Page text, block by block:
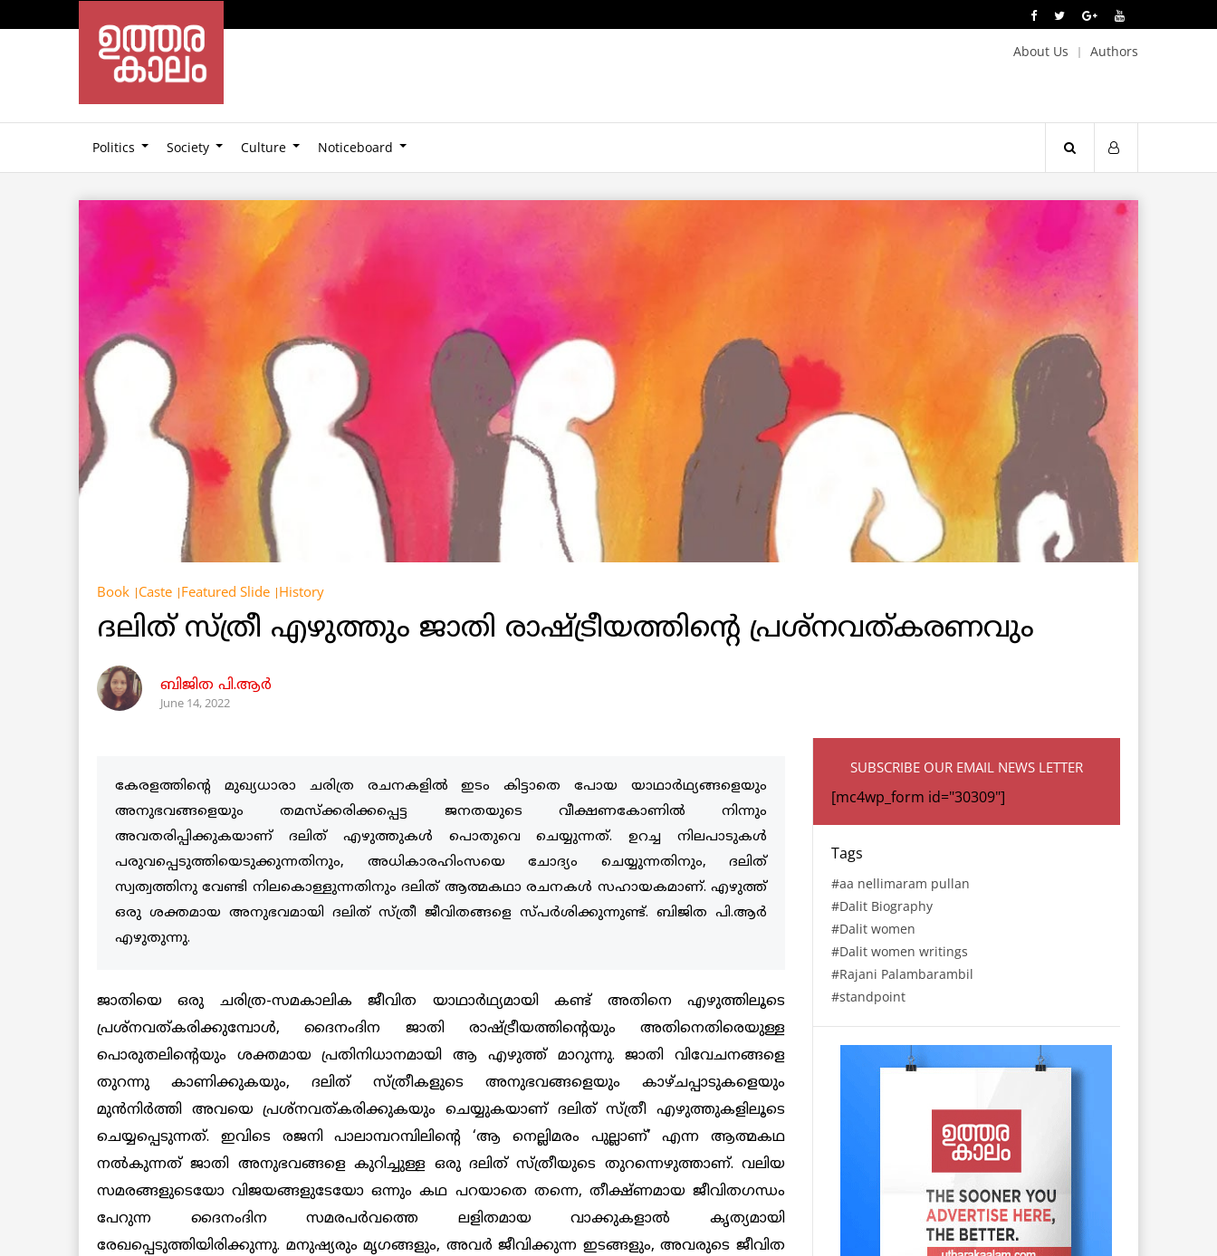
About Us Authors
Politics Society Culture Noticeboard
Book Caste Featured Slide History
ദലിത് സ്ത്രീ എഴുത്തും ജാതി രാഷ്ട്രീയത്തിന്റെ പ്രശ്നവത്കരണവും
ബിജിത പി.ആർ
June 14, 2022
കേരളത്തിന്റെ മുഖ്യധാരാ ചരിത്ര രചനകളിൽ ഇടം കിട്ടാതെ പോയ യാഥാർഥ്യങ്ങളെയും
അനുഭവങ്ങളെയും തമസ്ക്കരിക്കപ്പെട്ട ജനതയുടെ വീക്ഷണകോണിൽ നിന്നും
അവതരിപ്പിക്കുകയാണ് ദലിത് എഴുത്തുകൾ പൊതുവെ ചെയ്യുന്നത്. ഉറച്ച നിലപാടുകൾ
പരുവപ്പെടുത്തിയെടുക്കുന്നതിനും, അധികാരഹിംസയെ ചോദ്യം ചെയ്യുന്നതിനും, ദലിത്
സ്വത്വത്തിനു വേണ്ടി നിലകൊള്ളുന്നതിനും ദലിത് ആത്മകഥാ രചനകൾ സഹായകമാണ്. എഴുത്ത്
ഒരു ശക്തമായ അനുഭവമായി ദലിത് സ്ത്രീ ജീവിതങ്ങളെ സ്പർശിക്കുന്നുണ്ട്. ബിജിത പി.ആർ
എഴുതുന്നു.
ജാതിയെ ഒരു ചരിത്ര-സമകാലിക ജീവിത യാഥാർഥ്യമായി കണ്ട് അതിനെ എഴുത്തിലൂടെ
പ്രശ്നവത്കരിക്കുമ്പോൾ, ദൈനംദിന ജാതി രാഷ്ട്രീയത്തിന്റെയും അതിനെതിരെയുള്ള
പൊരുതലിന്റെയും ശക്തമായ പ്രതിനിധാനമായി ആ എഴുത്ത് മാറുന്നു. ജാതി വിവേചനങ്ങളെ
തുറന്നു കാണിക്കുകയും, ദലിത് സ്ത്രീകളുടെ അനുഭവങ്ങളെയും കാഴ്ചപ്പാടുകളെയും
മുൻനിർത്തി അവയെ പ്രശ്നവത്കരിക്കുകയും ചെയ്യുകയാണ് ദലിത് സ്ത്രീ എഴുത്തുകളിലൂടെ
ചെയ്യപ്പെടുന്നത്. ഇവിടെ രജനി പാലാമ്പറമ്പിലിന്റെ ‘ആ നെല്ലിമരം പുല്ലാണ്’ എന്ന ആത്മകഥ
നൽകുന്നത് ജാതി അനുഭവങ്ങളെ കുറിച്ചുള്ള ഒരു ദലിത് സ്ത്രീയുടെ തുറന്നെഴുത്താണ്. വലിയ
സമരങ്ങളുടെയോ വിജയങ്ങളുടേയോ ഒന്നും കഥ പറയാതെ തന്നെ, തീക്ഷ്‌ണമായ ജീവിതഗന്ധം
പേറുന്ന ദൈനംദിന സമരപർവത്തെ ലളിതമായ വാക്കുകളാൽ കൃത്യമായി
രേഖപ്പെടുത്തിയിരിക്കുന്നു. മനുഷ്യരും മൃഗങ്ങളും, അവർ ജീവിക്കുന്ന ഇടങ്ങളും, അവരുടെ ജീവിത
SUBSCRIBE OUR EMAIL NEWS LETTER
[mc4wp_form id="30309"]
Tags
aa nellimaram pullan
Dalit Biography
Dalit women
Dalit women writings
Rajani Palambarambil
standpoint